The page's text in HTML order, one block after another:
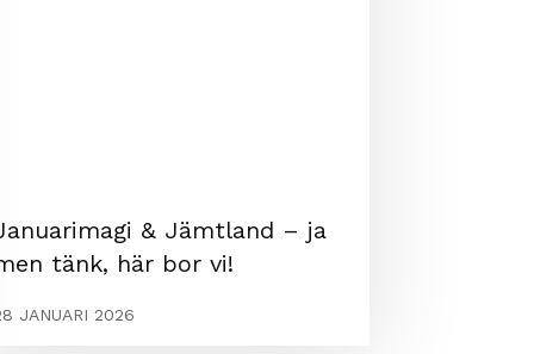
& Jämtland – ja
tänk, här bor vi!
JANUARI 2026